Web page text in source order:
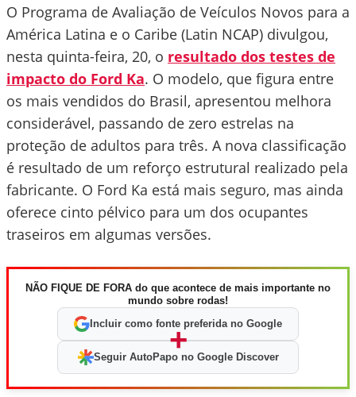
O Programa de Avaliação de Veículos Novos para a
América Latina e o Caribe (Latin NCAP) divulgou,
nesta quinta-feira, 20, o resultado dos testes de
impacto do Ford Ka. O modelo, que figura entre
os mais vendidos do Brasil, apresentou melhora
considerável, passando de zero estrelas na
proteção de adultos para três. A nova classificação
é resultado de um reforço estrutural realizado pela
fabricante. O Ford Ka está mais seguro, mas ainda
oferece cinto pélvico para um dos ocupantes
traseiros em algumas versões.
NÃO FIQUE DE FORA do que acontece de mais importante no
mundo sobre rodas!
Incluir como fonte preferida no Google
+
Seguir AutoPapo no Google Discover